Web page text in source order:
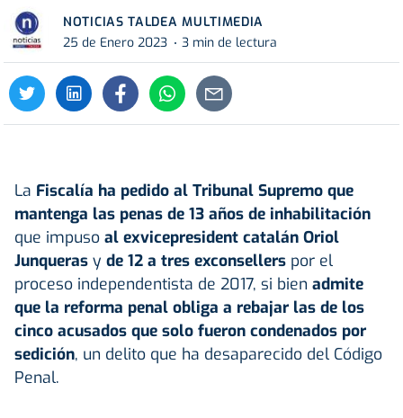
NOTICIAS TALDEA MULTIMEDIA
25 de Enero 2023
3 min de lectura
La Fiscalía ha pedido al Tribunal Supremo que
mantenga las penas de 13 años de inhabilitación
que impuso al exvicepresident catalán Oriol
Junqueras y de 12 a tres exconsellers por el
proceso independentista de 2017, si bien admite
que la reforma penal obliga a rebajar las de los
cinco acusados que solo fueron condenados por
sedición, un delito que ha desaparecido del Código
Penal.